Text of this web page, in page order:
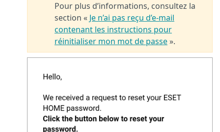
Pour plus d’informations, consultez la
section « Je n’ai pas reçu d’e-mail
contenant les instructions pour
réinitialiser mon mot de passe».